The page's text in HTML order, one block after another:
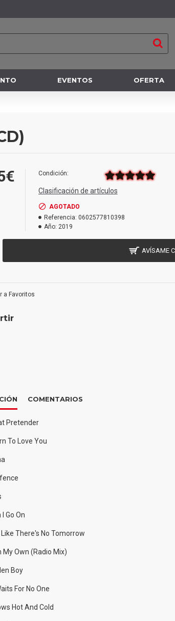
EVENTOS OFERTA
Condición:
Clasificación de artículos
AGOTADO
Referencia: 0602577810398
Año: 2019
AVÍSAME
a Favoritos
COMENTARIOS
Pretender
To Love You
Go On
There's No Tomorrow
My Own (Radio Mix)
Boy
For No One
Hot And Cold